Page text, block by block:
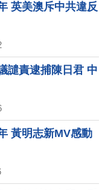
英美澳斥中共違反
譴責逮捕陳日君 中
黃明志新MV感動